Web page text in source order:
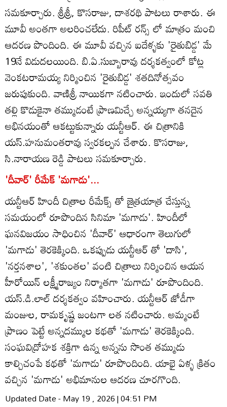
సమకూర్చారు. శ్రీశ్రీ, కొసరాజు, దాశరథి పాటలు రాశారు. ఈ
మూవీ అంతగా అలరించలేదు. రిపీట్ రన్స్ లో మాత్రం మంచి
ఆదరణ పొందింది. ఈ మూవీ వచ్చిన ఐదేళ్ళకు 'రైతుబిడ్డ' మే
19నే విడుదలయింది. బి.ఏ.సుబ్బారావు దర్శకత్వంలో కోట్ల
వెంకటరామయ్య నిర్మించిన 'రైతుబిడ్డ' శతదినోత్సవం
జరుపుకుంది. వాణిశ్రీ నాయికగా నటించారు. ఇందులో సవతి
తల్లి కొడుకైనా తమ్ముడంటే ప్రాణమిచ్చే అన్నయ్యగా తనదైన
అభినయంతో ఆకట్టుకున్నారు యన్టీఆర్. ఈ చిత్రానికి
యస్.హనుమంతరావు స్వరకల్పన చేశారు. కొసరాజు,
సి.నారాయణ రెడ్డి పాటలు సమకూర్చారు.
'దీవార్' రీమేక్ 'మగాడు'...
యన్టీఆర్ హిందీ చిత్రాల రీమేక్స్ తో జైత్రయాత్ర చేస్తున్న
సమయంలో రూపొందిన సినిమా 'మగాడు'. హిందీలో
ఘనవిజయం సాధించిన 'దీవార్' ఆధారంగా తెలుగులో
'మగాడు' తెరకెక్కింది. ఒకప్పుడు యన్టీఆర్ తో 'దాసి',
'నర్తనశాల', 'శకుంతల' వంటి చిత్రాలు నిర్మించిన ఆయన
హీరోయిన్ లక్ష్మీరాజ్యం నిర్మాతగా 'మగాడు' రూపొందింది.
యస్.డి.లాల్ దర్శకత్వం వహించారు. యన్టీఆర్ జోడీగా
మంజుల, రామకృష్ణ జంటగా లత నటించారు. అమ్మంటే
ప్రాణం పెట్టే అన్నదమ్ముల కథతో 'మగాడు' తెరకెక్కింది.
సంఘవిద్రోహక శక్తిగా ఉన్న అన్నను సొంత తమ్ముడు
కాల్చిచంపే కథతో 'మగాడు' రూపొందింది. యాభై ఏళ్ళ క్రితం
వచ్చిన 'మగాడు' అభిమానుల ఆదరణ చూరగొంది.
Updated Date - May 19 , 2026 | 04:51 PM